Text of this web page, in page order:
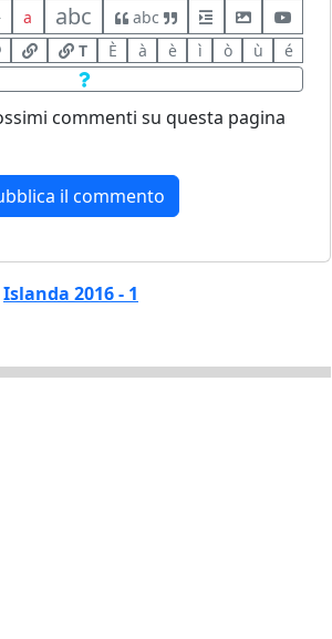
a abc
abc
T
È à è ì ò ù é
commenti su questa pagina
Islanda 2016 - 1